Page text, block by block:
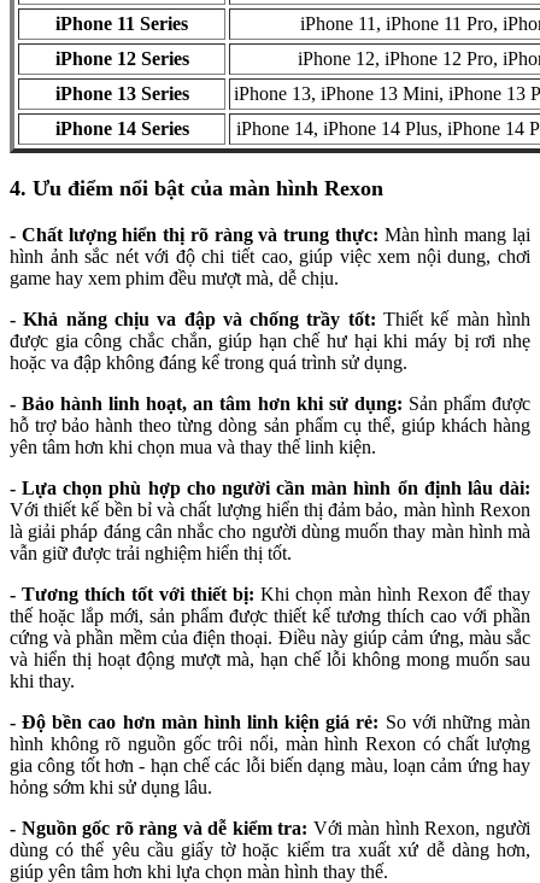
iPhone 11 Series
iPhone 11, iPhone 11 Pro,
iPhone 12 Series
iPhone 12, iPhone 12 Pro,
iPhone 13 Series
iPhone 13, iPhone 13 Mini, iPhone 13
iPhone 14 Series
iPhone 14, iPhone 14 Plus, iPhone 14
4. Ưu điểm nổi bật của màn hình Rexon
- Chất lượng hiển thị rõ ràng và trung thực: Màn hình mang lại
hình ảnh sắc nét với độ chi tiết cao, giúp việc xem nội dung, chơi
game hay xem phim đều mượt mà, dễ chịu.
- Khả năng chịu va đập và chống trầy tốt:Thiết kế màn hình
được gia công chắc chắn, giúp hạn chế hư hại khi máy bị rơi nhẹ
hoặc va đập không đáng kể trong quá trình sử dụng.
- Bảo hành linh hoạt, an tâm hơn khi sử dụng: Sản phẩm được
hỗ trợ bảo hành theo từng dòng sản phẩm cụ thể, giúp khách hàng
yên tâm hơn khi chọn mua và thay thế linh kiện.
- Lựa chọn phù hợp cho người cần màn hình ổn định lâu dài:
Với thiết kế bền bỉ và chất lượng hiển thị đảm bảo, màn hình Rexon
là giải pháp đáng cân nhắc cho người dùng muốn thay màn hình mà
vẫn giữ được trải nghiệm hiển thị tốt.
- Tương thích tốt với thiết bị: Khi chọn màn hình Rexon để thay
thế hoặc lắp mới, sản phẩm được thiết kế tương thích cao với phần
cứng và phần mềm của điện thoại. Điều này giúp cảm ứng, màu sắc
và hiển thị hoạt động mượt mà, hạn chế lỗi không mong muốn sau
khi thay.
- Độ bền cao hơn màn hình linh kiện giá rẻ: So với những màn
hình không rõ nguồn gốc trôi nổi, màn hình Rexon có chất lượng
gia công tốt hơn - hạn chế các lỗi biến dạng màu, loạn cảm ứng hay
hỏng sớm khi sử dụng lâu.
- Nguồn gốc rõ ràng và dễ kiểm tra: Với màn hình Rexon, người
dùng có thể yêu cầu giấy tờ hoặc kiểm tra xuất xứ dễ dàng hơn,
giúp yên tâm hơn khi lựa chọn màn hình thay thế.